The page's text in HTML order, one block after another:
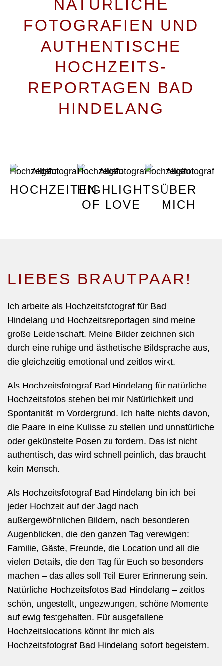
NATÜRLICHE
FOTOGRAFIEN UND
AUTHENTISCHE
HOCHZEITS-
REPORTAGEN BAD
HINDELANG
HOCHZEITENHIGHLIGHTS
OF LOVE
ÜBER
MICH
LIEBES BRAUTPAAR!
Ich arbeite als Hochzeitsfotograf für Bad
Hindelang und Hochzeitsreportagen sind meine
große Leidenschaft. Meine Bilder zeichnen sich
durch eine ruhige und ästhetische Bildsprache aus,
die gleichzeitig emotional und zeitlos wirkt.
Als Hochzeitsfotograf Bad Hindelang für natürliche
Hochzeitsfotos stehen bei mir Natürlichkeit und
Spontanität im Vordergrund. Ich halte nichts davon,
die Paare in eine Kulisse zu stellen und unnatürliche
oder gekünstelte Posen zu fordern. Das ist nicht
authentisch, das wird schnell peinlich, das braucht
kein Mensch.
Als Hochzeitsfotograf Bad Hindelang bin ich bei
jeder Hochzeit auf der Jagd nach
außergewöhnlichen Bildern, nach besonderen
Augenblicken, die den ganzen Tag verewigen:
Familie, Gäste, Freunde, die Location und all die
vielen Details, die den Tag für Euch so besonders
machen – das alles soll Teil Eurer Erinnerung sein.
Natürliche Hochzeitsfotos Bad Hindelang – zeitlos
schön, ungestellt, ungezwungen, schöne Momente
auf ewig festgehalten. Für ausgefallene
Hochzeitslocations könnt Ihr mich als
Hochzeitsfotograf Bad Hindelang sofort begeistern.